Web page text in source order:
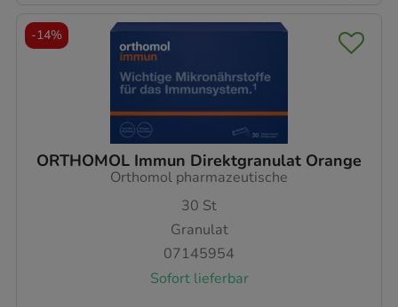
ORTHOMOL Immun Direktgranulat Orange
Orthomol pharmazeutische
30 St
Granulat
07145954
Sofort lieferbar
-14%